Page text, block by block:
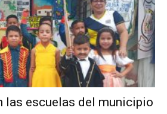
las escuelas del municipio